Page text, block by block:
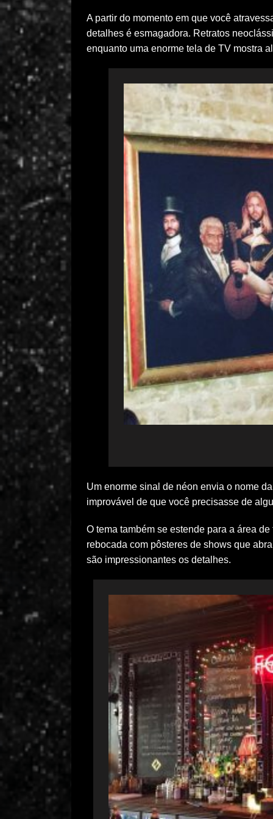
A partir do momento em que você
detalhes é esmagadora. Retratos
enquanto uma enorme tela de TV mostra
Um enorme sinal de néon envia o nome
improvável de que você precisasse de
O tema também se estende para a área
rebocada com pôsteres de shows que
são impressionantes os detalhes.